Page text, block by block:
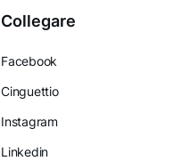
Collegare
Facebook
Cinguettio
Instagram
Linkedin